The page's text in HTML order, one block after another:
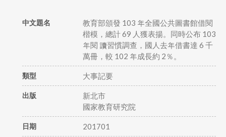
中文題名
教育部頒發 103 年全國公共圖書館借閱
楷模，總計 69 人獲表揚。同時公布 103
年閱 讀習慣調查，國人去年借書達 6 千
萬冊，較 102 年成長約 2％。
類型 大事記要
出版
新北市
國家教育研究院
日期 201701